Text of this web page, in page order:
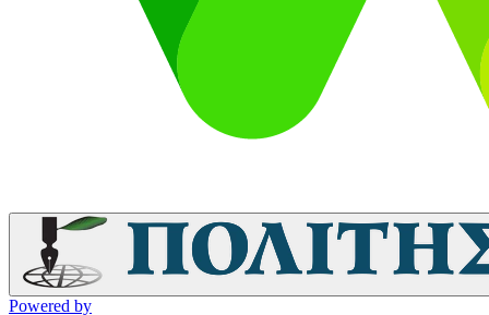
Powered by